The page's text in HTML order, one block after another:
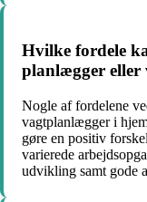
Hvilke fordele
planlægger eller
Nogle af fordelene
vagtplanlægger i
gøre en positiv
varierede
udvikling samt gode